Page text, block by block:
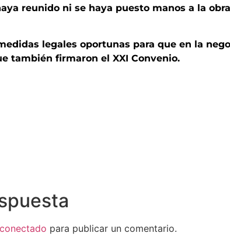
reunido ni se haya puesto manos a la
legales oportunas para que en la
también firmaron el XXI Convenio.
conectado para publicar un comentario.